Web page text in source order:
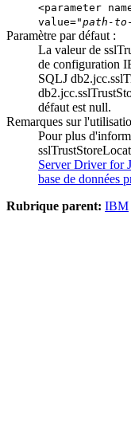
<parameter
value="path-
Paramètre par défaut :
La valeur de
de configuration
SQLJ
défaut est null.
Remarques sur
Pour plus
Server Driver for
base de données
Rubrique parent: IBM